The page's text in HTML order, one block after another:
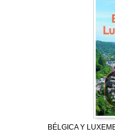
BÉLGICA Y